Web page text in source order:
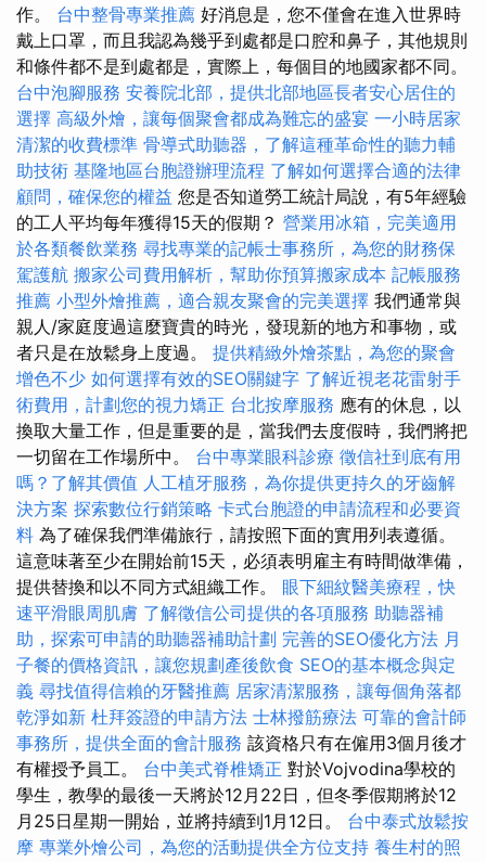
作。 台中整骨專業推薦 好消息是，您不僅會在進入世界時
戴上口罩，而且我認為幾乎到處都是口腔和鼻子，其他規則
和條件都不是到處都是，實際上，每個目的地國家都不同。
台中泡腳服務 安養院北部，提供北部地區長者安心居住的
選擇 高級外燴，讓每個聚會都成為難忘的盛宴 一小時居家
清潔的收費標準 骨導式助聽器，了解這種革命性的聽力輔
助技術 基隆地區台胞證辦理流程 了解如何選擇合適的法律
顧問，確保您的權益 您是否知道勞工統計局說，有5年經驗
的工人平均每年獲得15天的假期？ 營業用冰箱，完美適用
於各類餐飲業務 尋找專業的記帳士事務所，為您的財務保
駕護航 搬家公司費用解析，幫助你預算搬家成本 記帳服務
推薦 小型外燴推薦，適合親友聚會的完美選擇 我們通常與
親人/家庭度過這麼寶貴的時光，發現新的地方和事物，或
者只是在放鬆身上度過。 提供精緻外燴茶點，為您的聚會
增色不少 如何選擇有效的SEO關鍵字 了解近視老花雷射手
術費用，計劃您的視力矯正 台北按摩服務 應有的休息，以
換取大量工作，但是重要的是，當我們去度假時，我們將把
一切留在工作場所中。 台中專業眼科診療 徵信社到底有用
嗎？了解其價值 人工植牙服務，為你提供更持久的牙齒解
決方案 探索數位行銷策略 卡式台胞證的申請流程和必要資
料 為了確保我們準備旅行，請按照下面的實用列表遵循。
這意味著至少在開始前15天，必須表明雇主有時間做準備，
提供替換和以不同方式組織工作。 眼下細紋醫美療程，快
速平滑眼周肌膚 了解徵信公司提供的各項服務 助聽器補
助，探索可申請的助聽器補助計劃 完善的SEO優化方法 月
子餐的價格資訊，讓您規劃產後飲食 SEO的基本概念與定
義 尋找值得信賴的牙醫推薦 居家清潔服務，讓每個角落都
乾淨如新 杜拜簽證的申請方法 士林撥筋療法 可靠的會計師
事務所，提供全面的會計服務 該資格只有在僱用3個月後才
有權授予員工。 台中美式脊椎矯正 對於Vojvodina學校的
學生，教學的最後一天將於12月22日，但冬季假期將於12
月25日星期一開始，並將持續到1月12日。 台中泰式放鬆按
摩 專業外燴公司，為您的活動提供全方位支持 養生村的照